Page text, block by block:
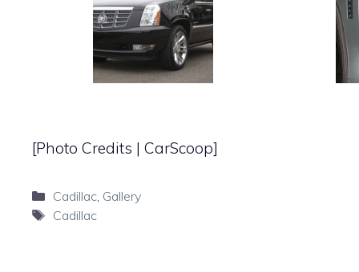
[Photo Credits | CarScoop]
Categorie
Cadillac, Gallery
Tag
Cadillac